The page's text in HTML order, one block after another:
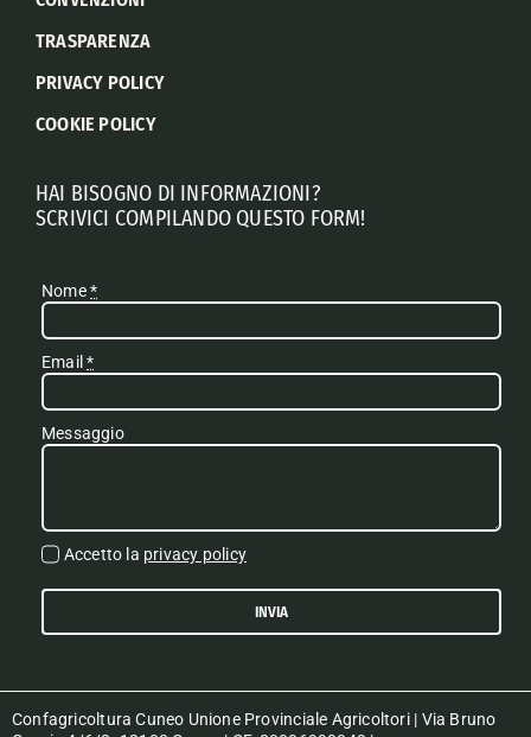
TRASPARENZA
PRIVACY POLICY
COOKIE POLICY
HAI BISOGNO DI INFORMAZIONI?
SCRIVICI COMPILANDO QUESTO FORM!
Nome*
Email*
Messaggio
Accetto la privacy policy
INVIA
Confagricoltura Cuneo Unione Provinciale Agricoltori | Via Bruno